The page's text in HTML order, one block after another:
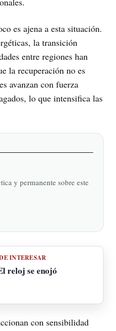
es ajena a esta situación.
la transición
entre regiones han
la recuperación no es
avanzan con fuerza
lo que intensifica las
y permanente sobre este
INTERESAR
reloj se enojó
con sensibilidad